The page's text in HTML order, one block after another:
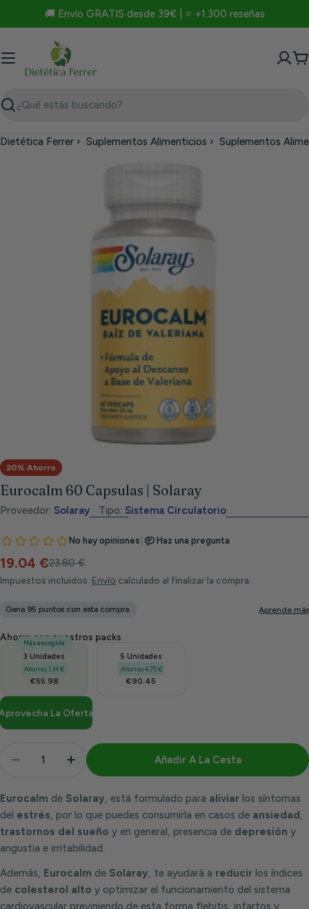
🚚 Envío GRATIS desde 39€ | ⭐ +1.300 reseñas
Buscar
Dietética Ferrer › Suplementos Alimenticios › Suplementos
medios 0 en modal
20% Ahorro
Eurocalm 60 Capsulas | Solaray
Proveedor: Solaray Tipo: Sistema Circulatorio
Precio
de
19.04 €
Precio
habitual
23.80 €
Impuestos incluidos. Envío calculado al finalizar la compra.
Ahorra con nuestros packs
Más escogida
3 Unidades
Ahorras 1,14 €
€55.98
5 Unidades
Ahorras 4,75 €
€90.45
La Oferta
Disminuir Cantidad Para Eurocalm 60 Capsulas |
Aumentar Cantidad Para Eurocalm 60
Añadir A La Cesta
Eurocalm de Solaray, está formulado para aliviar los síntomas
del estrés, por lo que puedes consumirla en casos de ansiedad ,
trastornos del sueño y en general, presencia de depresión y
angustia e irritabilidad.
Además, Eurocalm de Solaray, te ayudará a reducir los índices
de colesterol alto y optimizar el funcionamiento del sistema
cardiovascular previniendo de esta forma flebitis, infartos y